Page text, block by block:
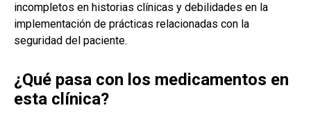
incompletos en historias clínicas y debilidades en la
implementación de prácticas relacionadas con la
seguridad del paciente.
¿Qué pasa con los medicamentos en
esta clínica?